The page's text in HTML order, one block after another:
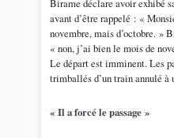
Birame déclare avoir exhibé
avant d’être rappelé : «
novembre, mais d’octobre. »
« non, j’ai bien le mois de
Le départ est imminent. Les
trimballés d’un train annulé à
« Il a forcé le passage »